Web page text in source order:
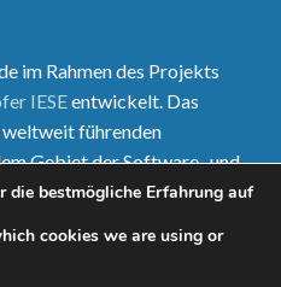
im Rahmen des Projekts
IESEentwickelt. Das
weltweit führenden
Gebiet der Software- und
die bestmögliche Erfahrung auf
cookies we are using or